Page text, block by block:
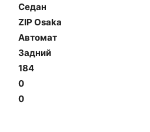
Седан
ZIP Osaka
Автомат
Задний
184
0
0